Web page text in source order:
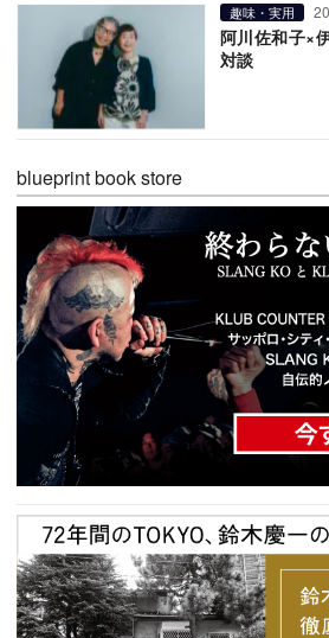
趣味・実用
阿川佐和子×
対談
blueprint book store